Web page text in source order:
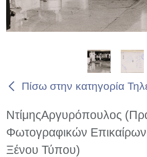
Πίσω στην κατηγορία
ΝτίμηςΑργυρόπουλος
Φωτογραφικών Επικαίρων
Ξένου Τύπου)